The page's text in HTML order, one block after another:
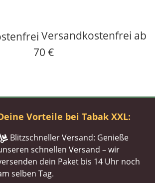
Versandkostenfrei ab
70 €
Vorteile bei Tabak XXL:
Blitzschneller Versand: Genieße
schnellen Versand – wir
dein Paket bis 14 Uhr noch
selben Tag.